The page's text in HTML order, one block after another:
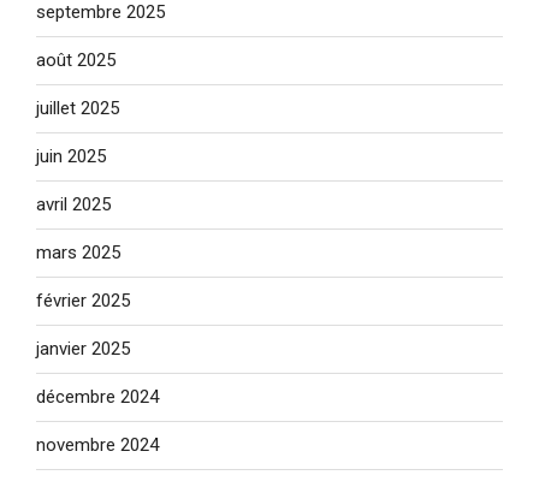
septembre 2025
août 2025
juillet 2025
juin 2025
avril 2025
mars 2025
février 2025
janvier 2025
décembre 2024
novembre 2024